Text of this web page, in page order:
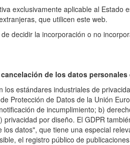
exclusivamente aplicable al Estado
que utilicen este web.
decidir la incorporación o no
de los datos personales
los estándares industriales de
Protección de Datos de la Unión
de incumplimiento; b)
por diseño. El GDPR
datos", que tiene una especial
el registro público de